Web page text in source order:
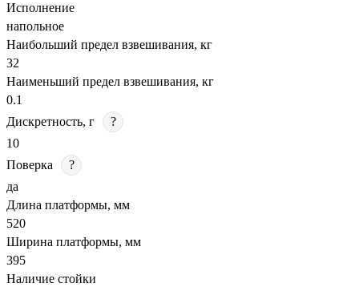
Исполнение
напольное
Наибольший предел взвешивания, кг
32
Наименьший предел взвешивания, кг
0.1
Дискретность, г
?
10
Поверка
?
да
Длина платформы, мм
520
Ширина платформы, мм
395
Наличие стойки